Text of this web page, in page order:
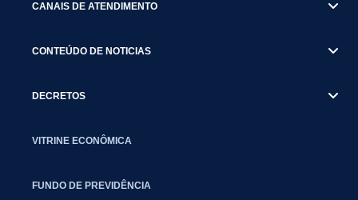
CANAIS DE ATENDIMENTO
CONTEÚDO DE NOTICIAS
DECRETOS
VITRINE ECONÔMICA
FUNDO DE PREVIDÊNCIA